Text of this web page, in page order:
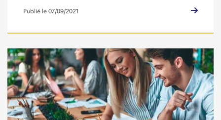
Publié le 07/09/2021